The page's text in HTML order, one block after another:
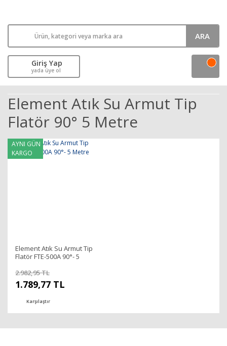
ARA
Giriş Yap
yada üye ol
Element Atık Su Armut Tip
Flatör 90° 5 Metre
AYNI GÜN
KARGO
Element Atık Su Armut Tip
Flatör FTE-500A 90°- 5
2.982,95 TL
1.789,77 TL
Karşılaştır